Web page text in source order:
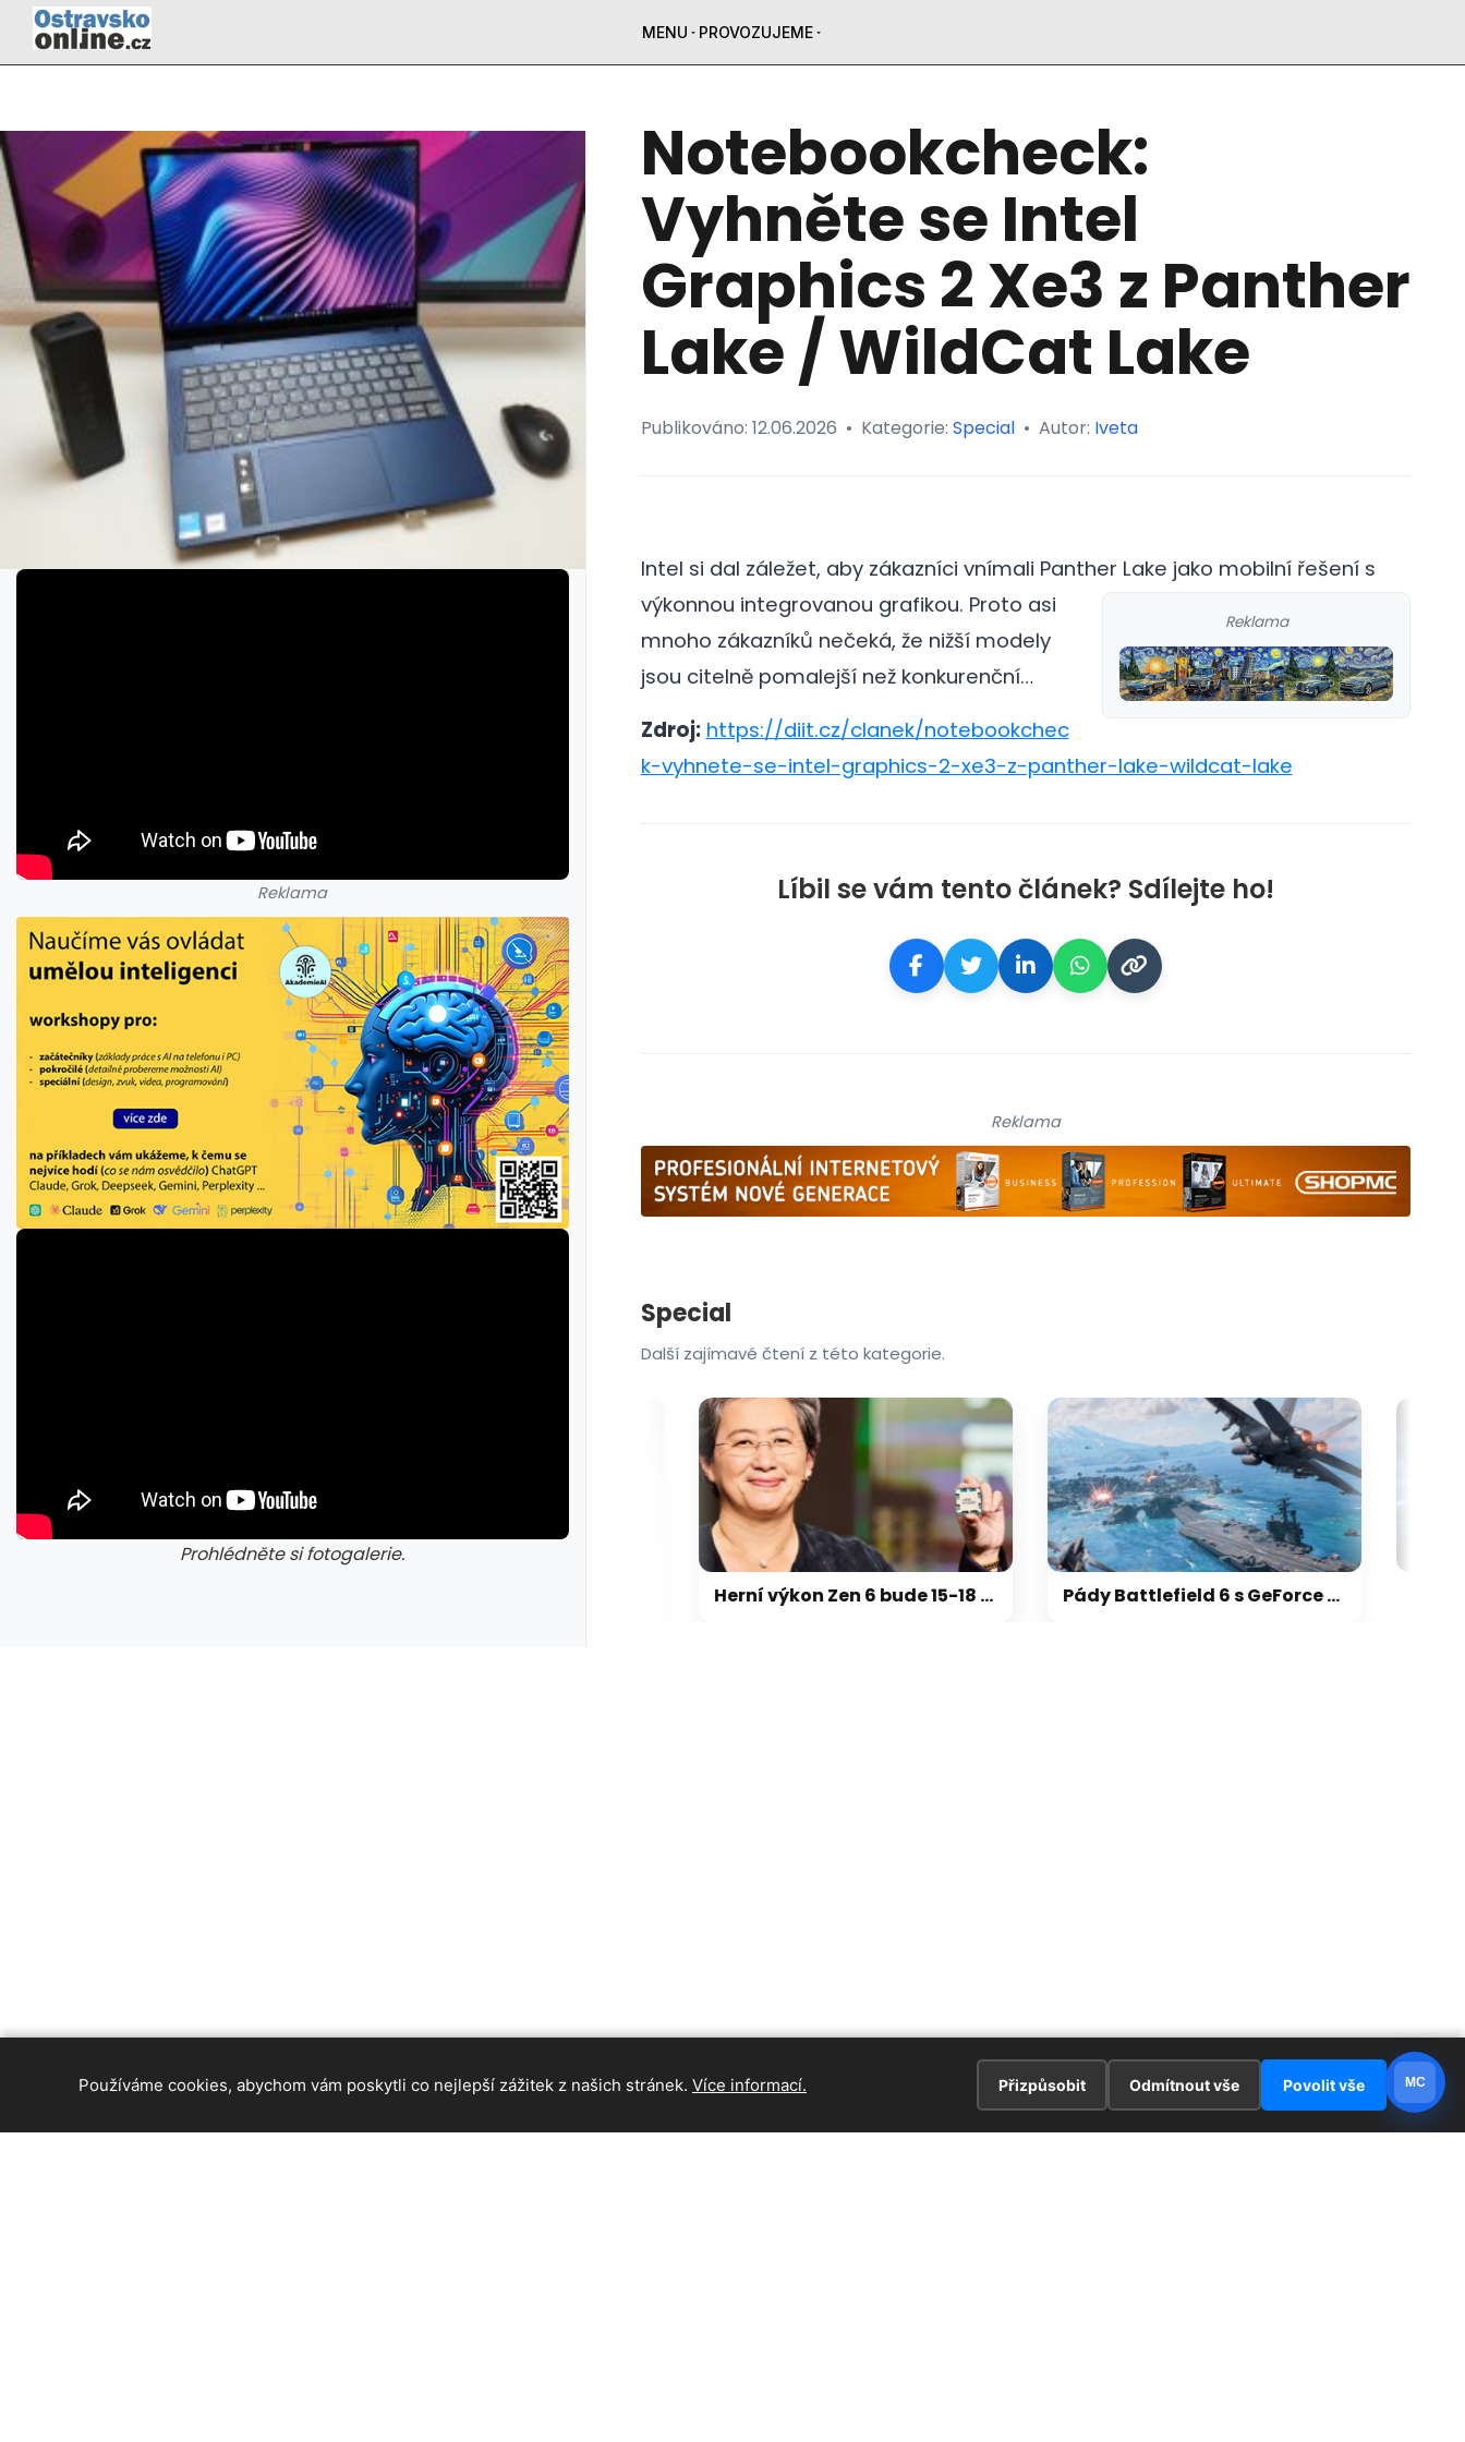
MENU PROVOZUJEME
Reklama
Prohlédněte si fotogalerie.
galerie: cviky galerie: cviky
Notebookcheck:
Vyhněte se Intel
Graphics 2 Xe3 z Panther
Lake / WildCat Lake
Publikováno: 12.06.2026 • Kategorie: Special • Autor: Iveta
Intel si dal záležet, aby zákazníci vnímali Panther Lake jako mobilní řešení s
výkonnou integrovanou grafikou.
Reklama
Proto asi
mnoho zákazníků nečeká, že nižší modely
jsou citelně pomalejší než konkurenční…
Zdroj: https://diit.cz/clanek/notebookchec
k-vyhnete-se-intel-graphics-2-xe3-z-panther-lake-wildcat-lake
Líbil se vám tento článek? Sdílejte ho!
Reklama
Special
Další zajímavé čtení z této kategorie.
Herní výkon Zen 6 bude 15-18 % nad Zen 5, na úrovni Zen 5 X3D Pády Battlefield 6 s GeForce vyřešeny, netýkaly se jen vodní hladiny na RTX 5000
Používáme cookies, abychom vám poskytli co nejlepší zážitek z našich stránek. Více informací. Přizpůsobit Odmítnout vše Povolit vše MC